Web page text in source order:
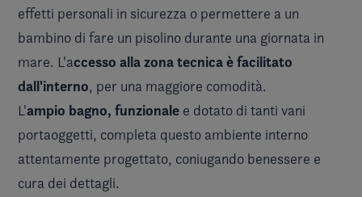
effetti personali in sicurezza o permettere a un
bambino di fare un pisolino durante una giornata in
mare. L'accesso alla zona tecnica è facilitato
dall'interno, per una maggiore comodità.
L'ampio bagno, funzionale e dotato di tanti vani
portaoggetti, completa questo ambiente interno
attentamente progettato, coniugando benessere e
cura dei dettagli.